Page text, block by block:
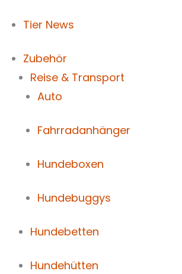
Tier News
Zubehör
Reise & Transport
Auto
Fahrradanhänger
Hundeboxen
Hundebuggys
Hundebetten
Hundehütten